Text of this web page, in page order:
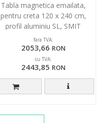
Tabla magnetica emailata,
pentru creta 120 x 240 cm,
profil aluminiu SL, SMIT
fara TVA:
2053,66 RON
cu TVA:
2443,85 RON